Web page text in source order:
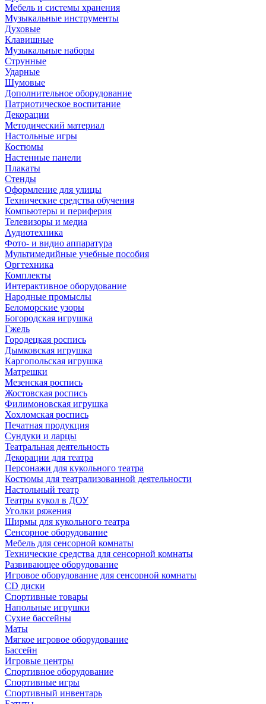
Мебель и системы хранения
Музыкальные инструменты
Духовые
Клавишные
Музыкальные наборы
Струнные
Ударные
Шумовые
Дополнительное оборудование
Патриотическое воспитание
Декорации
Методический материал
Настольные игры
Костюмы
Настенные панели
Плакаты
Стенды
Оформление для улицы
Технические средства обучения
Компьютеры и периферия
Телевизоры и медиа
Аудиотехника
Фото- и видио аппаратура
Мультимедийные учебные пособия
Оргтехника
Комплекты
Интерактивное оборудование
Народные промыслы
Беломорские узоры
Богородская игрушка
Гжель
Городецкая роспись
Дымковская игрушка
Каргопольская игрушка
Матрешки
Мезенская роспись
Жостовская роспись
Филимоновская игрушка
Хохломская роспись
Печатная продукция
Сундуки и ларцы
Театральная деятельность
Декорации для театра
Персонажи для кукольного театра
Костюмы для театрализованной деятельности
Настольный театр
Театры кукол в ДОУ
Уголки ряжения
Ширмы для кукольного театра
Сенсорное оборудование
Мебель для сенсорной комнаты
Технические средства для сенсорной комнаты
Развивающее оборудование
Игровое оборудование для сенсорной комнаты
CD диски
Спортивные товары
Напольные игрушки
Сухие бассейны
Маты
Мягкое игровое оборудование
Бассейн
Игровые центры
Спортивное оборудование
Спортивные игры
Спортивный инвентарь